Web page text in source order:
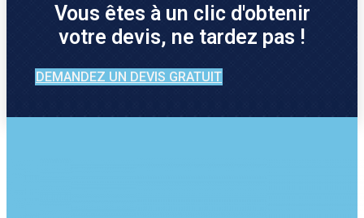
Vous êtes à un clic d'obtenir
votre devis, ne tardez pas !
DEMANDEZ UN DEVIS GRATUIT